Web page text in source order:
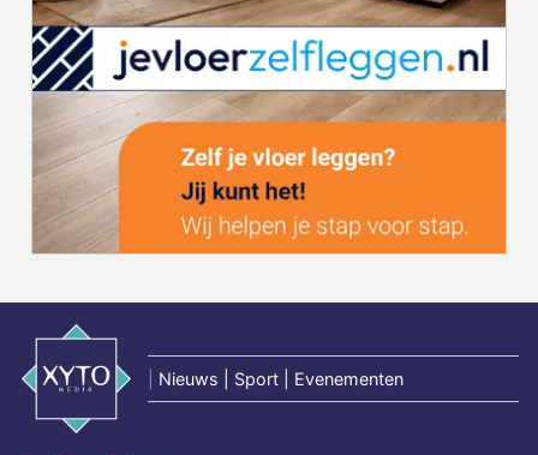
Nieuws | Sport | Evenementen